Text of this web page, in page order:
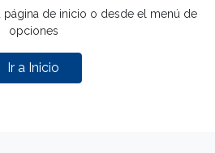
página de inicio o desde el menú de
opciones
Ir a Inicio